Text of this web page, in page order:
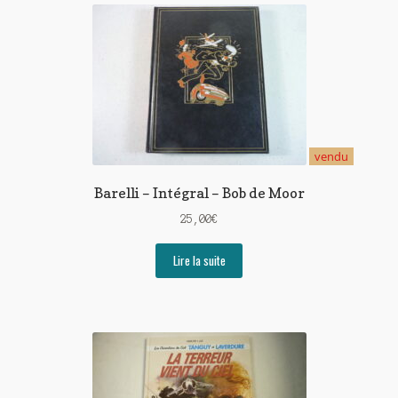
vendu
Barelli – Intégral – Bob de Moor
25,00€
Lire la suite